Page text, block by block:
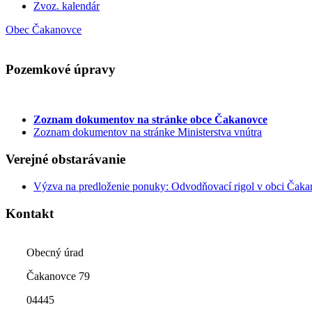
Zvoz. kalendár
Obec Čakanovce
Pozemkové úpravy
Zoznam dokumentov na stránke obce Čakanovce
Zoznam dokumentov na stránke Ministerstva vnútra
Verejné obstarávanie
Výzva na predloženie ponuky: Odvodňovací rigol v obci
Kontakt
Obecný úrad
Čakanovce 79
04445